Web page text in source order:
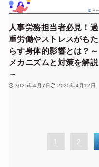
人事労務担当者必見！過
重労働やストレスがもた
らす身体的影響とは？～
メカニズムと対策を解説
～
2025年4月7日 2025年4月12日
1 2